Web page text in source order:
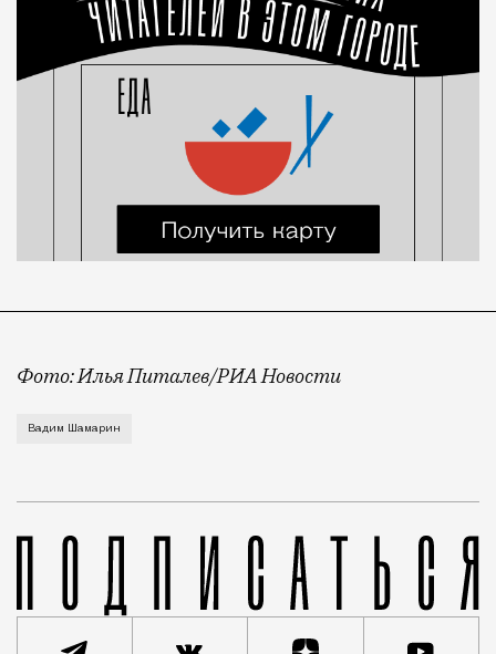
Фото: Илья Питалев/РИА Новости
Приговор вынес сегодня Московский
Вадим Шамарин